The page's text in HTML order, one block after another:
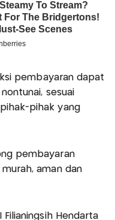
pembayaran dapat
sesuai
pihak yang
pembayaran
aman dan
Hendarta